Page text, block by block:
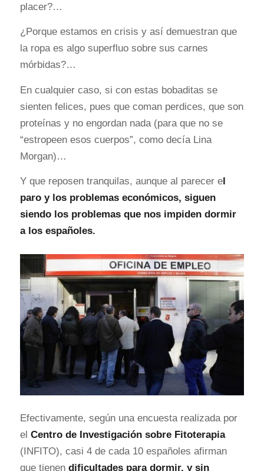
placer?…
¿Porque estamos en crisis y así demuestran que
la ropa es algo superfluo sobre sus carnes
mórbidas?…
En cualquier caso, si con estas bobaditas se
sienten felices, pues que coman perdices, que son
proteínas y no engordan nada (para que no se
“estropeen esos cuerpos”, como decía Lina
Morgan)…
Y que reposen tranquilas, aunque al parecer el
paro y los problemas económicos, siguen
siendo los problemas que nos impiden dormir
a los españoles.
Efectivamente, según una encuesta realizada por
el Centro de Investigación sobre Fitoterapia
(INFITO), casi 4 de cada 10 españoles afirman
que tienen dificultades para dormir, y sin